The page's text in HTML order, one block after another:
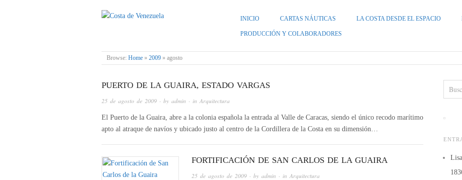
COSTA DE VENEZUELA
INICIO CARTAS NÁUTICAS LA COSTA DESDE EL ESPACIO
PRODUCCIÓN Y COLABORADORES
Browse: Home » 2009 » agosto
PUERTO DE LA GUAIRA, ESTADO VARGAS
25 de agosto de 2009 · by admin · in Arquitectura
El Puerto de la Guaira, abre a la colonia española la entrada al Valle de Caracas, siendo el único recodo marítimo
apto al atraque de navíos y ubicado justo al centro de la Cordillera de la Costa en su dimensión…
FORTIFICACIÓN DE SAN CARLOS DE LA GUAIRA
25 de agosto de 2009 · by admin · in Arquitectura